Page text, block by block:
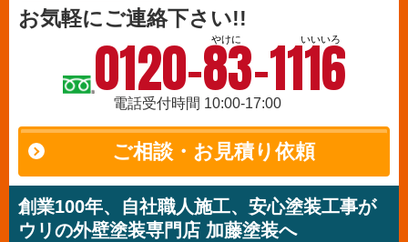
お気軽にご連絡下さい!!
やけに いいいろ
0120-83-1116
電話受付時間 10:00-17:00
ご相談・お見積り依頼
創業100年、自社職人施工、安心塗装工事が
ウリの外壁塗装専門店 加藤塗装へ